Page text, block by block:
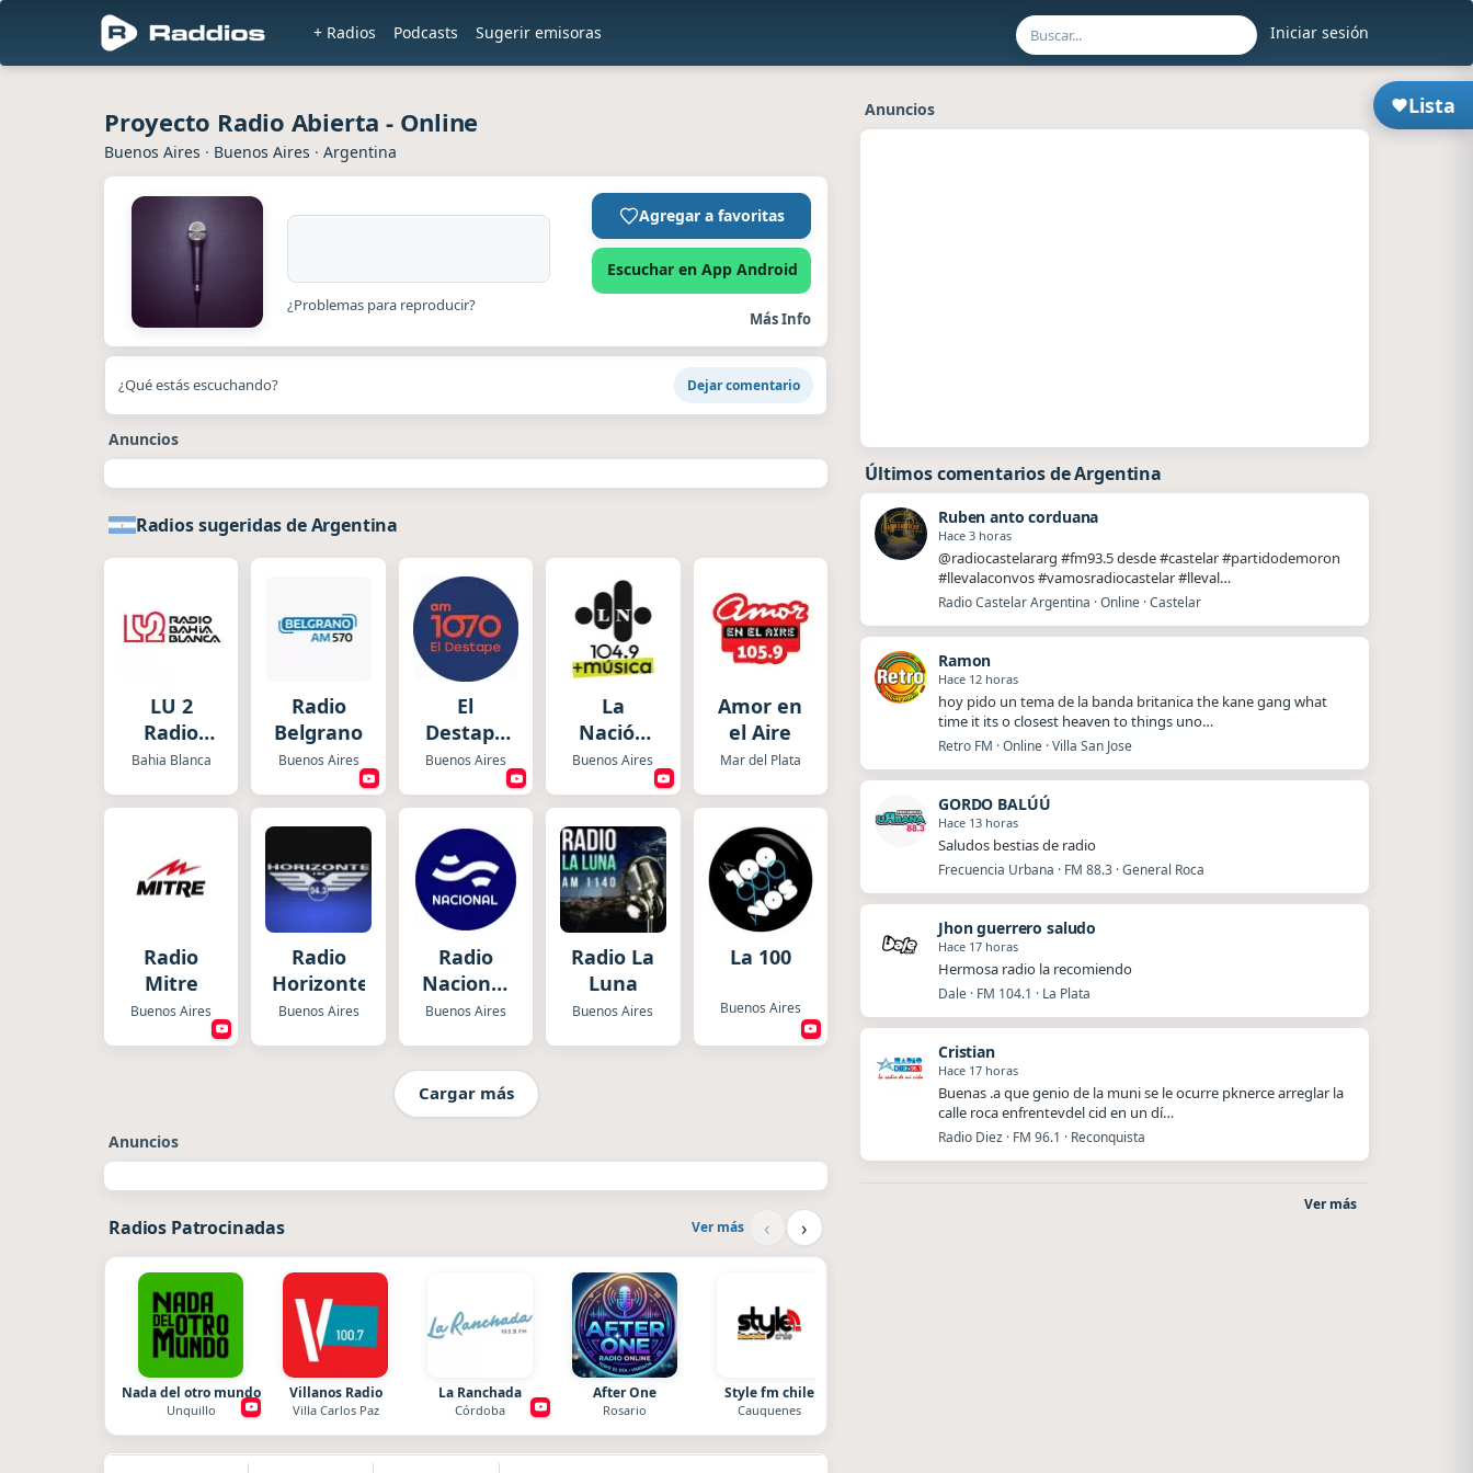
Iniciar sesión
+ Radios Podcasts Sugerir emisoras
Lista
Proyecto Radio Abierta - Online
Buenos Aires · Buenos Aires · Argentina
¿Problemas para reproducir?
Agregar a favoritas
Escuchar en App Android
Más Info
¿Qué estás escuchando? Dejar comentario
Anuncios
Radios sugeridas de Argentina
LU 2
Radio
Bahía
Bahia Blanca
Radio
Belgrano
Buenos Aires
El
Destape
Radio
Buenos Aires
La
Nación
Música
Buenos Aires
Amor en
el Aire
Mar del Plata
Radio
Mitre
Buenos Aires
Radio
Horizonte
Buenos Aires
Radio
Nacional
Folklórica
Buenos Aires
Radio La
Luna
Buenos Aires
La 100
Buenos Aires
Cargar más
Anuncios
Radios Patrocinadas Ver más ‹ ›
Nada del otro mundo
Unquillo
Villanos Radio
Villa Carlos Paz
La Ranchada
Córdoba
After One
Rosario
Style fm chile
Cauquenes
Anuncios
Últimos comentarios de Argentina
Ruben anto corduana
Hace 3 horas
@radiocastelararg #fm93.5 desde #castelar #partidodemoron
#llevalaconvos #vamosradiocastelar #lleval…
Radio Castelar Argentina · Online · Castelar
Ramon
Hace 12 horas
hoy pido un tema de la banda britanica the kane gang what
time it its o closest heaven to things uno…
Retro FM · Online · Villa San Jose
GORDO BALÚÚ
Hace 13 horas
Saludos bestias de radio
Frecuencia Urbana · FM 88.3 · General Roca
Jhon guerrero saludo
Hace 17 horas
Hermosa radio la recomiendo
Dale · FM 104.1 · La Plata
Cristian
Hace 17 horas
Buenas .a que genio de la muni se le ocurre pknerce arreglar la
calle roca enfrentevdel cid en un dí…
Radio Diez · FM 96.1 · Reconquista
Ver más